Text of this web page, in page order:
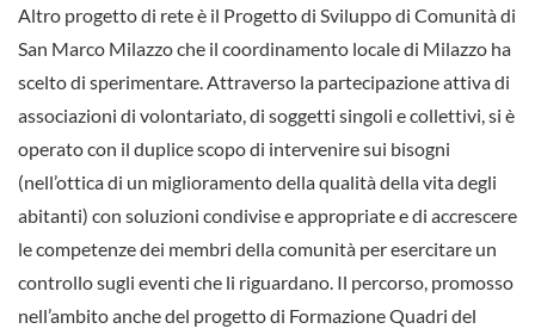
Altro progetto di rete è il Progetto di Sviluppo di Comunità di
San Marco Milazzo che il coordinamento locale di Milazzo ha
scelto di sperimentare. Attraverso la partecipazione attiva di
associazioni di volontariato, di soggetti singoli e collettivi, si è
operato con il duplice scopo di intervenire sui bisogni
(nell’ottica di un miglioramento della qualità della vita degli
abitanti) con soluzioni condivise e appropriate e di accrescere
le competenze dei membri della comunità per esercitare un
controllo sugli eventi che li riguardano. Il percorso, promosso
nell’ambito anche del progetto di Formazione Quadri del